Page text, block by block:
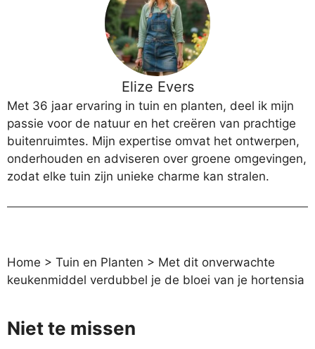
Elize Evers
Met 36 jaar ervaring in tuin en planten, deel ik mijn
passie voor de natuur en het creëren van prachtige
buitenruimtes. Mijn expertise omvat het ontwerpen,
onderhouden en adviseren over groene omgevingen,
zodat elke tuin zijn unieke charme kan stralen.
Home > Tuin en Planten > Met dit onverwachte
keukenmiddel verdubbel je de bloei van je hortensia
Niet te missen